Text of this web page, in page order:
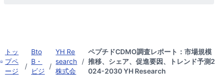
トッ
プペ
ージ
/
Bto
B・
ビジ
/
YH Re
search
株式会
/
ペプチドCDMO調査レポート：市場規模
推移、シェア、促進要因、トレンド予測2
024-2030 YH Research